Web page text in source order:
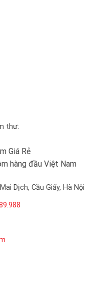
thư:
Giá Rẻ
hàng đầu Việt Nam
Dịch, Cầu Giấy, Hà Nội